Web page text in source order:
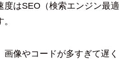
度はSEO（検索エンジン最適
画像やコードが多すぎて遅く